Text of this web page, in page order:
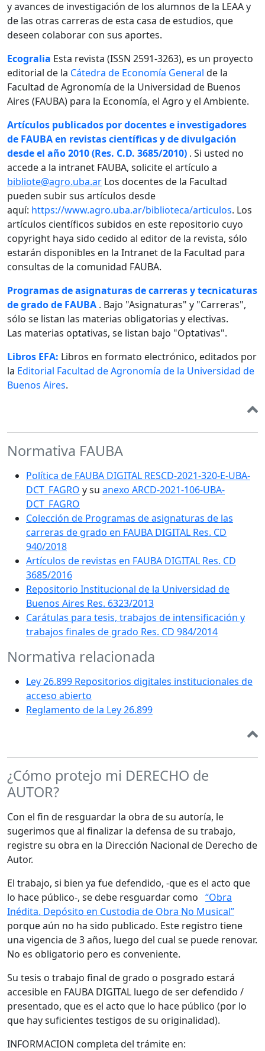
y avances de investigación de los alumnos de la LEAA y
de las otras carreras de esta casa de estudios, que
deseen colaborar con sus aportes.
Ecogralia Esta revista (ISSN 2591-3263), es un proyecto
editorial de la Cátedra de Economía General de la
Facultad de Agronomía de la Universidad de Buenos
Aires (FAUBA) para la Economía, el Agro y el Ambiente.
Artículos publicados por docentes e investigadores
de FAUBA en revistas científicas y de divulgación
desde el año 2010 (Res. C.D. 3685/2010) . Si usted no
accede a la intranet FAUBA, solicite el artículo a
bibliote@agro.uba.ar Los docentes de la Facultad
pueden subir sus artículos desde
aquí: https://www.agro.uba.ar/biblioteca/articulos. Los
artículos científicos subidos en este repositorio cuyo
copyright haya sido cedido al editor de la revista, sólo
estarán disponibles en la Intranet de la Facultad para
consultas de la comunidad FAUBA.
Programas de asignaturas de carreras y tecnicaturas
de grado de FAUBA . Bajo "Asignaturas" y "Carreras",
sólo se listan las materias obligatorias y electivas.
Las materias optativas, se listan bajo "Optativas".
Libros EFA: Libros en formato electrónico, editados por
la Editorial Facultad de Agronomía de la Universidad de
Buenos Aires.
Normativa FAUBA
Política de FAUBA DIGITAL RESCD-2021-320-E-UBA-
DCT_FAGRO y su anexo ARCD-2021-106-UBA-
DCT_FAGRO
Colección de Programas de asignaturas de las
carreras de grado en FAUBA DIGITAL Res. CD
940/2018
Artículos de revistas en FAUBA DIGITAL Res. CD
3685/2016
Repositorio Institucional de la Universidad de
Buenos Aires Res. 6323/2013
Carátulas para tesis, trabajos de intensificación y
trabajos finales de grado Res. CD 984/2014
Normativa relacionada
Ley 26.899 Repositorios digitales institucionales de
acceso abierto
Reglamento de la Ley 26.899
¿Cómo protejo mi DERECHO de
AUTOR?
Con el fin de resguardar la obra de su autoría, le
sugerimos que al finalizar la defensa de su trabajo,
registre su obra en la Dirección Nacional de Derecho de
Autor.
El trabajo, si bien ya fue defendido, -que es el acto que
lo hace público-, se debe resguardar como “Obra
Inédita. Depósito en Custodia de Obra No Musical”
porque aún no ha sido publicado. Este registro tiene
una vigencia de 3 años, luego del cual se puede renovar.
No es obligatorio pero es conveniente.
Su tesis o trabajo final de grado o posgrado estará
accesible en FAUBA DIGITAL luego de ser defendido /
presentado, que es el acto que lo hace público (por lo
que hay suficientes testigos de su originalidad).
INFORMACION completa del trámite en: